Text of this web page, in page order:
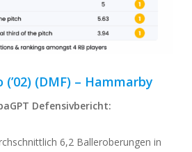
(’02) (DMF) – Hammarby
Defensivbericht:
6,2 Balleroberungen in